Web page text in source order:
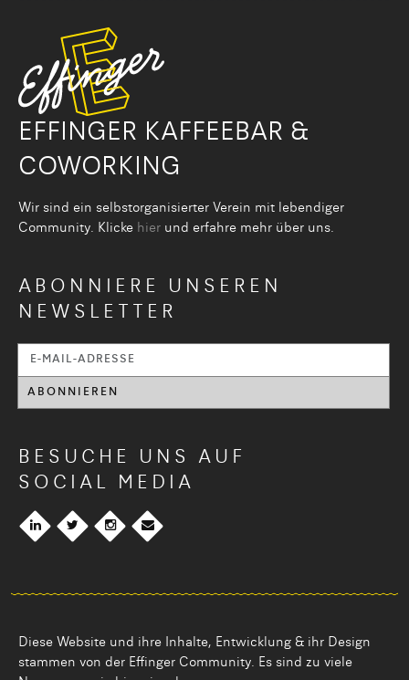
EFFINGER KAFFEEBAR &
COWORKING
Wir sind ein selbstorganisier­ter Verein mit lebendiger
Community. Klicke hier und erfahre mehr über uns.
ABONNIERE UNSEREN
NEWSLETTER
BESUCHE UNS AUF
SOCIAL MEDIA
Diese Website und ihre Inhalte, Entwicklung & ihr Design
stammen von der Effinger Community. Es sind zu viele